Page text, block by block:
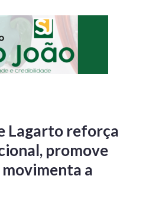
Lagarto reforça
promove
a